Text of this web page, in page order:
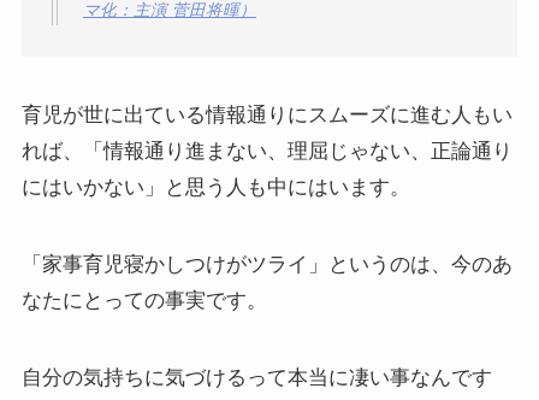
マ化：主演 菅田将暉）
育児が世に出ている情報通りにスムーズに進む人もい
れば、「情報通り進まない、理屈じゃない、正論通り
にはいかない」と思う人も中にはいます。
「家事育児寝かしつけがツライ」というのは、今のあ
なたにとっての事実です。
自分の気持ちに気づけるって本当に凄い事なんです